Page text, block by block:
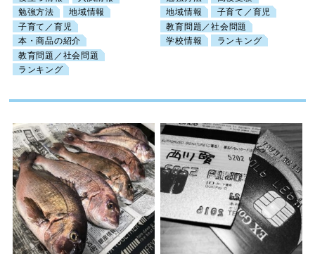
勉強方法
地域情報
子育て／育児
本・商品の紹介
教育問題／社会問題
ランキング
地域情報
子育て／育児
教育問題／社会問題
学校情報
ランキング